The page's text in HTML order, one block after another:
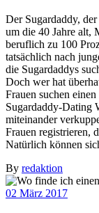
Der Sugardaddy,
um die 40 Jahre alt,
beruflich zu 100
tatsächlich nach
die Sugardaddys
Doch wer hat
Frauen suchen
Sugardaddy-Dating
miteinander
Frauen registrieren,
Natürlich können
By redaktion
02 März 2017